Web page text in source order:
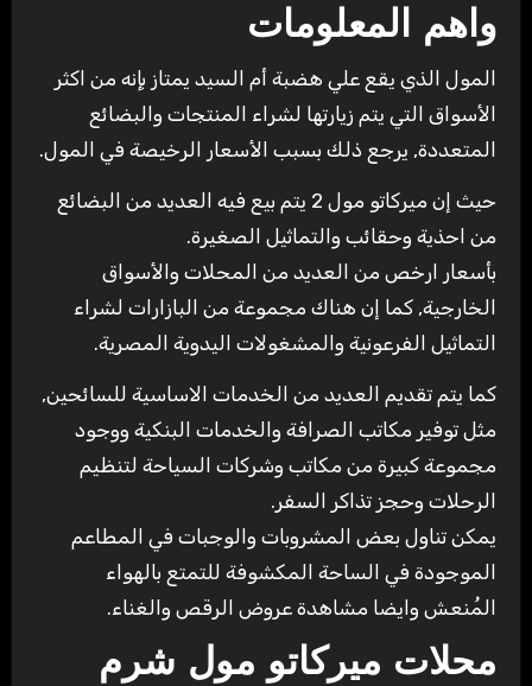
واهم المعلومات
المول الذي يقع علي هضبة أم السيد يمتاز بإنه من اكثر
الأسواق التي يتم زيارتها لشراء المنتجات والبضائع
المتعددة, يرجع ذلك بسبب الأسعار الرخيصة في المول.
حيث إن ميركاتو مول 2 يتم بيع فيه العديد من البضائع
من احذية وحقائب والتماثيل الصغيرة.
بأسعار ارخص من العديد من المحلات والأسواق
الخارجية, كما إن هناك مجموعة من البازارات لشراء
التماثيل الفرعونية والمشغولات اليدوية المصرية.
كما يتم تقديم العديد من الخدمات الاساسية للسائحين,
مثل توفير مكاتب الصرافة والخدمات البنكية ووجود
مجموعة كبيرة من مكاتب وشركات السياحة لتنظيم
الرحلات وحجز تذاكر السفر.
يمكن تناول بعض المشروبات والوجبات في المطاعم
الموجودة في الساحة المكشوفة للتمتع بالهواء
المُنعش وايضا مشاهدة عروض الرقص والغناء.
محلات ميركاتو مول شرم